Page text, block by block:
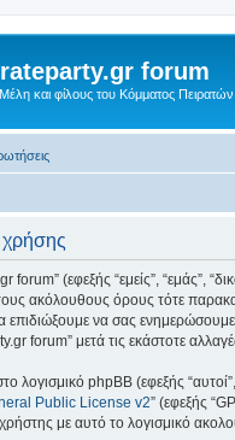
forum
και φίλους του Κόμματος
(εφεξής “εμείς”, “εμάς”,
ακόλουθους όρους τότε
επιδιώξουμε να σας
forum” μετά τις εκάστοτε
λογισμικό phpBB (εφεξής
Public License v2” (εφεξής
με αυτό το λογισμικό